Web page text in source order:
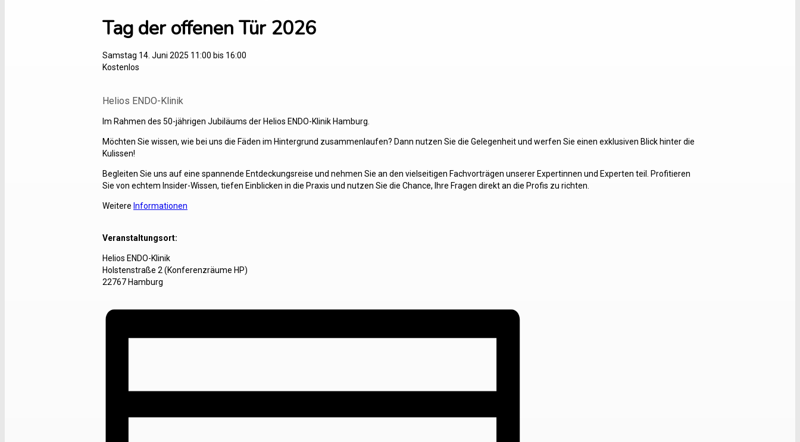
Tag der offenen Tür 2026
Samstag 14. Juni 2025 11:00 bis 16:00
Kostenlos
Helios ENDO-Klinik
Im Rahmen des 50-jährigen Jubiläums der Helios ENDO-Klinik Hamburg.
Möchten Sie wissen, wie bei uns die Fäden im Hintergrund zusammenlaufen? Dann nutzen Sie die Gelegenheit und werfen Sie einen exklusiven Blick hinter die
Kulissen!
Begleiten Sie uns auf eine spannende Entdeckungsreise und nehmen Sie an den vielseitigen Fachvorträgen unserer Expertinnen und Experten teil. Profitieren
Sie von echtem Insider-Wissen, tiefen Einblicken in die Praxis und nutzen Sie die Chance, Ihre Fragen direkt an die Profis zu richten.
Weitere Informationen
Veranstaltungsort:
Helios ENDO-Klinik
Holstenstraße 2 (Konferenzräume HP)
22767 Hamburg